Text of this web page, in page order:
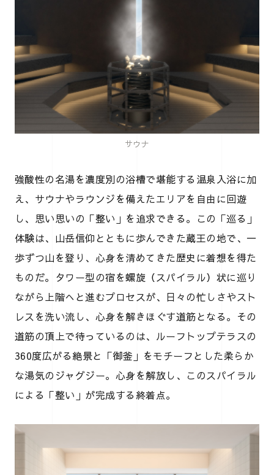
サウナ
強酸性の名湯を濃度別の浴槽で堪能する温泉入浴に加
え、サウナやラウンジを備えたエリアを自由に回遊
し、思い思いの「整い」を追求できる。この「巡る」
体験は、山岳信仰とともに歩んできた蔵王の地で、一
歩ずつ山を登り、心身を清めてきた歴史に着想を得た
ものだ。タワー型の宿を螺旋（スパイラル）状に巡り
ながら上階へと進むプロセスが、日々の忙しさやスト
レスを洗い流し、心身を解きほぐす道筋となる。その
道筋の頂上で待っているのは、ルーフトップテラスの
360度広がる絶景と「御釜」をモチーフとした柔らか
な湯気のジャグジー。心身を解放し、このスパイラル
による「整い」が完成する終着点。